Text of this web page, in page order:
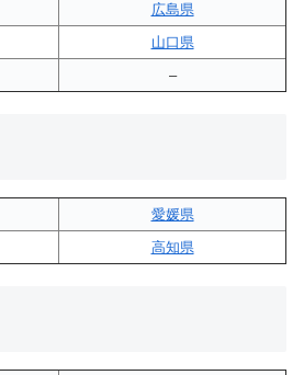
広島県
山口県
–
愛媛県
高知県